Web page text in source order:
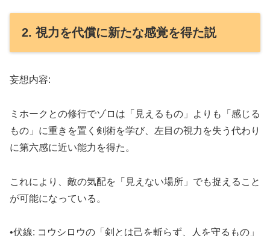
2. 視力を代償に新たな感覚を得た説
妄想内容:
ミホークとの修行でゾロは「見えるもの」よりも「感じる
もの」に重きを置く剣術を学び、左目の視力を失う代わり
に第六感に近い能力を得た。
これにより、敵の気配を「見えない場所」でも捉えること
が可能になっている。
•伏線: コウシロウの「剣とは己を斬らず、人を守るもの」